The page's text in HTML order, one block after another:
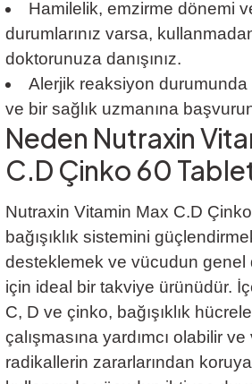
Hamilelik, emzirme dönemi
durumlarınız varsa,
doktorunuza danışınız.
Alerjik reaksiyon durumunda
ve bir sağlık uzmanına
Neden Nutraxin
C.D Çinko 60
Nutraxin Vitamin Max C.D
bağışıklık sistemini
desteklemek ve vücudun genel
için ideal bir takviye ürünüdür.
C, D ve çinko, bağışıklık
çalışmasına yardımcı olabilir
radikallerin zararlarından